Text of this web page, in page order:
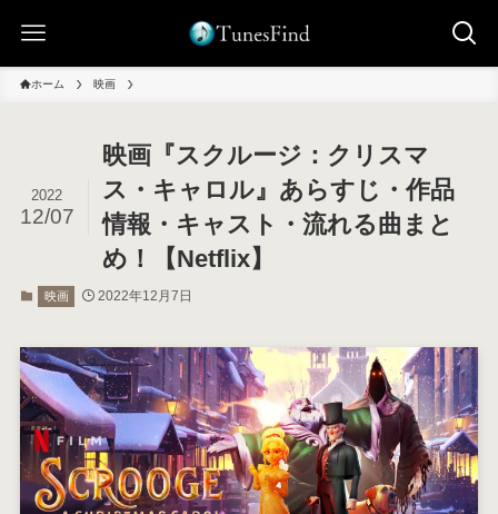
ホーム 映画
映画『スクルージ：クリスマ
ス・キャロル』あらすじ・作品
情報・キャスト・流れる曲まと
め！【Netflix】
2022
12/07
映画 2022年12月7日